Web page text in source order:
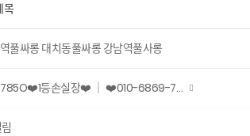
목
싸롱 대치동풀싸롱 강남역풀사롱
등손실장❤️ ｜ ❤️010-6869-7…